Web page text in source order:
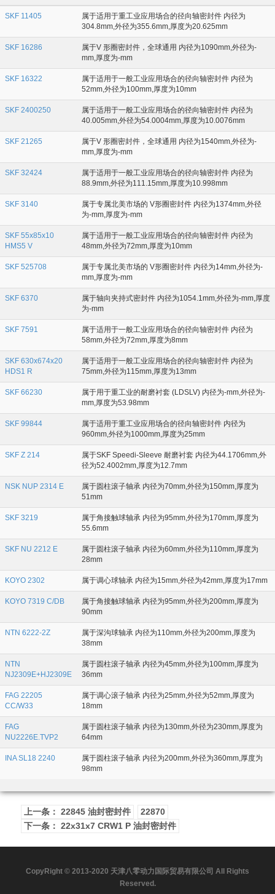
SKF 11405
属于适用于重工业应用场合的径向轴密封件 内径为
304.8mm,外径为355.6mm,厚度为20.625mm
SKF 16286
属于V 形圈密封件，全球通用 内径为1090mm,外径为-
mm,厚度为-mm
SKF 16322
属于适用于一般工业应用场合的径向轴密封件 内径为
52mm,外径为100mm,厚度为10mm
SKF 2400250
属于适用于一般工业应用场合的径向轴密封件 内径为
40.005mm,外径为54.0004mm,厚度为10.0076mm
SKF 21265
属于V 形圈密封件，全球通用 内径为1540mm,外径为-
mm,厚度为-mm
SKF 32424
属于适用于一般工业应用场合的径向轴密封件 内径为
88.9mm,外径为111.15mm,厚度为10.998mm
SKF 3140
属于专属北美市场的 V形圈密封件 内径为1374mm,外径
为-mm,厚度为-mm
SKF 55x85x10
HMS5 V
属于适用于一般工业应用场合的径向轴密封件 内径为
48mm,外径为72mm,厚度为10mm
SKF 525708
属于专属北美市场的 V形圈密封件 内径为14mm,外径为-
mm,厚度为-mm
SKF 6370
属于轴向夹持式密封件 内径为1054.1mm,外径为-mm,厚度
为-mm
SKF 7591
属于适用于一般工业应用场合的径向轴密封件 内径为
58mm,外径为72mm,厚度为8mm
SKF 630x674x20
HDS1 R
属于适用于一般工业应用场合的径向轴密封件 内径为
75mm,外径为115mm,厚度为13mm
SKF 66230
属于用于重工业的耐磨衬套 (LDSLV) 内径为-mm,外径为-
mm,厚度为53.98mm
SKF 99844
属于适用于重工业应用场合的径向轴密封件 内径为
960mm,外径为1000mm,厚度为25mm
SKF Z 214
属于SKF Speedi-Sleeve 耐磨衬套 内径为44.1706mm,外
径为52.4002mm,厚度为12.7mm
NSK NUP 2314 E
属于圆柱滚子轴承 内径为70mm,外径为150mm,厚度为
51mm
SKF 3219
属于角接触球轴承 内径为95mm,外径为170mm,厚度为
55.6mm
SKF NU 2212 E
属于圆柱滚子轴承 内径为60mm,外径为110mm,厚度为
28mm
KOYO 2302 属于调心球轴承 内径为15mm,外径为42mm,厚度为17mm
KOYO 7319 C/DB
属于角接触球轴承 内径为95mm,外径为200mm,厚度为
90mm
NTN 6222-2Z
属于深沟球轴承 内径为110mm,外径为200mm,厚度为
38mm
NTN
NJ2309E+HJ2309E
属于圆柱滚子轴承 内径为45mm,外径为100mm,厚度为
36mm
FAG 22205
CC/W33
属于调心滚子轴承 内径为25mm,外径为52mm,厚度为
18mm
FAG
NU2226E.TVP2
属于圆柱滚子轴承 内径为130mm,外径为230mm,厚度为
64mm
INA SL18 2240
属于圆柱滚子轴承 内径为200mm,外径为360mm,厚度为
98mm
上一条： 22845 油封密封件
22870
下一条： 22x31x7 CRW1 P 油封密封件
CopyRight © 2013-2020 天津八零动力国际贸易有限公司 All Rights
Reserved.